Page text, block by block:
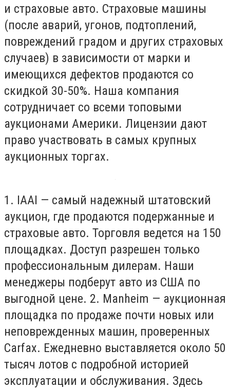
и страховые авто. Страховые машины
(после аварий, угонов, подтоплений,
повреждений градом и других страховых
случаев) в зависимости от марки и
имеющихся дефектов продаются со
скидкой 30-50%. Наша компания
сотрудничает со всеми топовыми
аукционами Америки. Лицензии дают
право участвовать в самых крупных
аукционных торгах.
1. IAAI — самый надежный штатовский
аукцион, где продаются подержанные и
страховые авто. Торговля ведется на 150
площадках. Доступ разрешен только
профессиональным дилерам. Наши
менеджеры подберут авто из США по
выгодной цене. 2. Manheim — аукционная
площадка по продаже почти новых или
неповрежденных машин, проверенных
Carfax. Ежедневно выставляется около 50
тысяч лотов с подробной историей
эксплуатации и обслуживания. Здесь